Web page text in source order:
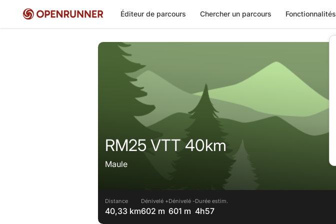
Éditeur de parcours Chercher un parcours Fonctionnalités
RM25 VTT 40km
Maule
Distance
40,33 km
Dénivelé +
602 m
Dénivelé -
601 m
Durée estim.
4h57